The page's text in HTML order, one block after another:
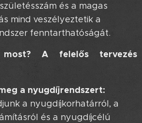
és a magas
mind veszélyeztetik a
fenntarthatóságát.
A felelős tervezés
a nyugdíjrendszert:
a nyugdíjkorhatárról, a
és a nyugdíjcélú